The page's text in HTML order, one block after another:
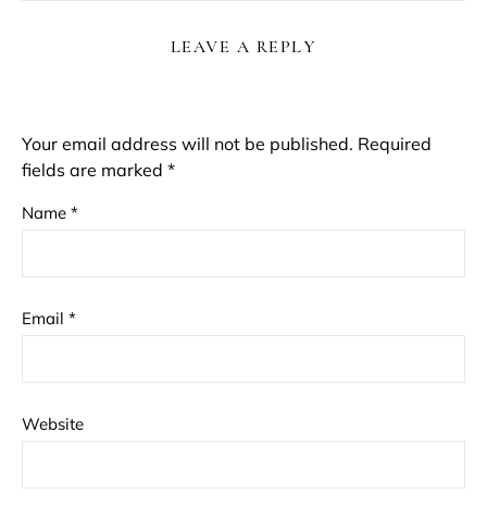
LEAVE A REPLY
Your email address will not be published. Required
fields are marked *
Name *
Email *
Website